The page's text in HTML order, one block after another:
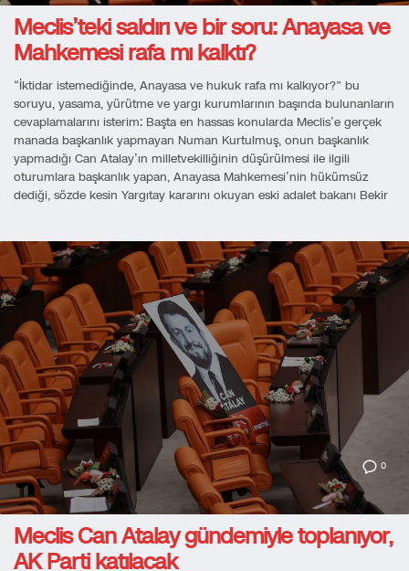
Meclis’teki saldırı ve bir soru: Anayasa ve
Mahkemesi rafa mı kalktı?
“İktidar istemediğinde, Anayasa ve hukuk rafa mı kalkıyor?” bu
soruyu, yasama, yürütme ve yargı kurumlarının başında bulunanların
cevaplamalarını isterim: Başta en hassas konularda Meclis’e gerçek
manada başkanlık yapmayan Numan Kurtulmuş, onun başkanlık
yapmadığı Can Atalay’ın milletvekilliğinin düşürülmesi ile ilgili
oturumlara başkanlık yapan, Anayasa Mahkemesi’nin hükümsüz
dediği, sözde kesin Yargıtay kararını okuyan eski adalet bakanı Bekir
0
Meclis Can Atalay gündemiyle toplanıyor,
AK Parti katılacak